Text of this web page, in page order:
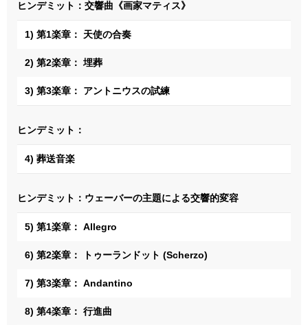
ヒンデミット：交響曲《画家マティス》
1) 第1楽章： 天使の合奏
2) 第2楽章： 埋葬
3) 第3楽章： アントニウスの試練
ヒンデミット：
4) 葬送音楽
ヒンデミット：ウェーバーの主題による交響的変容
5) 第1楽章： Allegro
6) 第2楽章： トゥーランドット (Scherzo)
7) 第3楽章： Andantino
8) 第4楽章： 行進曲